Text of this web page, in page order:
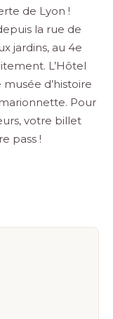
de Lyon !
la rue de
jardins, au 4e
L’Hôtel
d’histoire
Pour
votre billet
pass !